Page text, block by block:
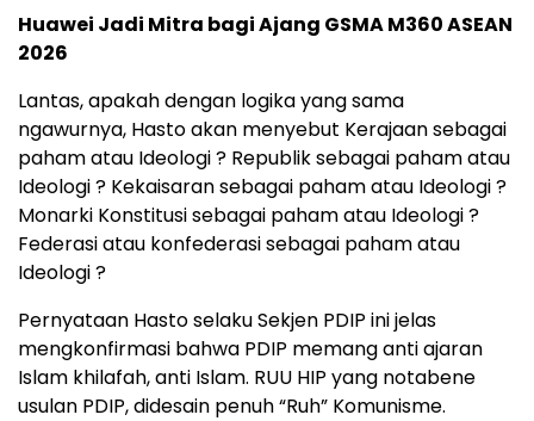
Huawei Jadi Mitra bagi Ajang GSMA M360 ASEAN
2026
Lantas, apakah dengan logika yang sama
ngawurnya, Hasto akan menyebut Kerajaan sebagai
paham atau Ideologi ? Republik sebagai paham atau
Ideologi ? Kekaisaran sebagai paham atau Ideologi ?
Monarki Konstitusi sebagai paham atau Ideologi ?
Federasi atau konfederasi sebagai paham atau
Ideologi ?
Pernyataan Hasto selaku Sekjen PDIP ini jelas
mengkonfirmasi bahwa PDIP memang anti ajaran
Islam khilafah, anti Islam. RUU HIP yang notabene
usulan PDIP, didesain penuh “Ruh” Komunisme.